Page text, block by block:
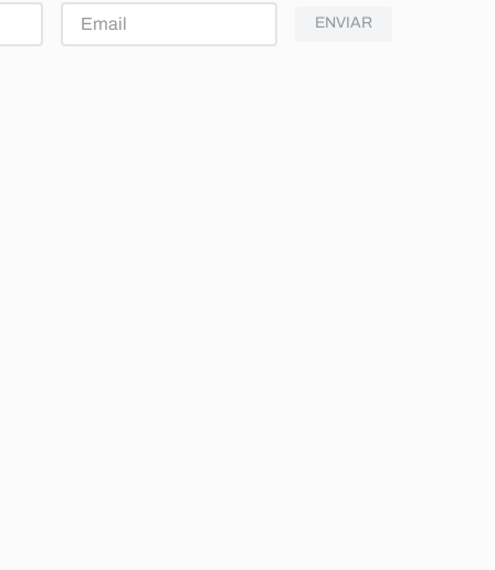
ENVIAR